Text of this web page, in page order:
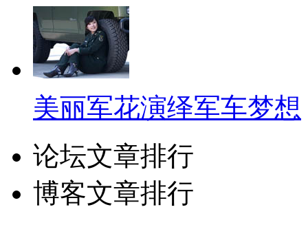
美丽军花演绎军车梦想
论坛文章排行
博客文章排行